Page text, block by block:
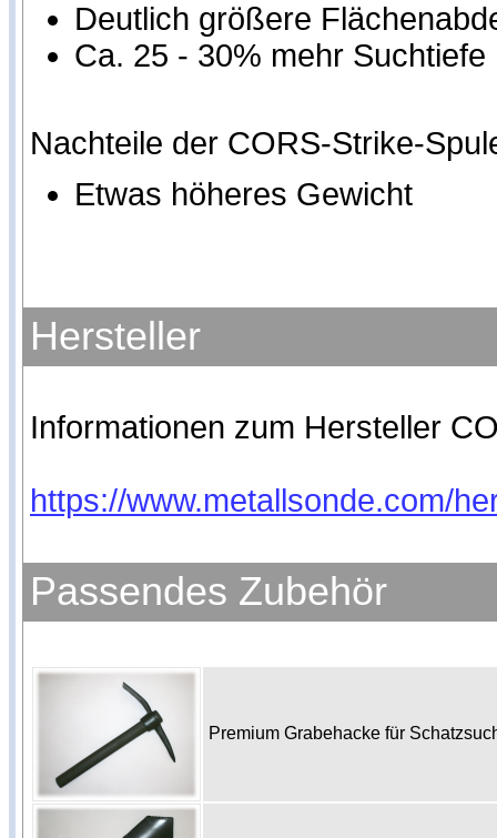
Deutlich größere
Ca. 25 - 30% mehr Suchtiefe
Nachteile der CORS-Strike-
Etwas höheres Gewicht
Hersteller
Informationen zum Hersteller
https://www.metallsonde.com/
Passendes Zubehör
Premium Grabehacke für